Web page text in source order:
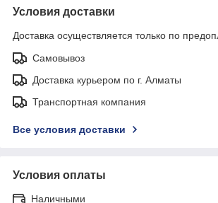
Условия доставки
Доставка осуществляется только по
Самовывоз
Доставка курьером по г. Алматы
Транспортная компания
Все условия доставки
Условия оплаты
Наличными